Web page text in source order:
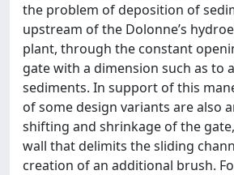
the problem of deposition of
upstream of the Dolonne’s
plant, through the constant
gate with a dimension such as to
sediments. In support of this
of some design variants are also
shifting and shrinkage of the
wall that delimits the sliding
creation of an additional brush.